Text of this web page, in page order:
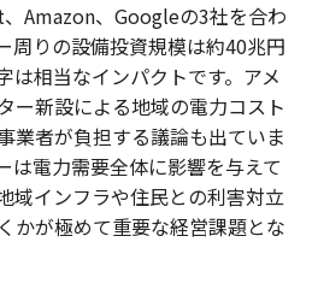
Amazon、Googleの3社を合わ
周りの設備投資規模は約40兆円
は相当なインパクトです。アメ
ー新設による地域の電力コスト
業者が負担する議論も出ていま
は電力需要全体に影響を与えて
域インフラや住民との利害対立
かが極めて重要な経営課題とな